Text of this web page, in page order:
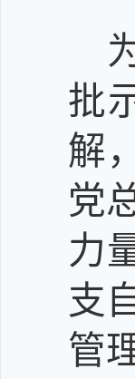
批
解
党
力
支
管